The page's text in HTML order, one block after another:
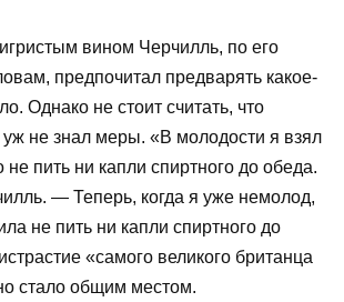
вином Черчилль, по его
предпочитал предварять какое-
Однако не стоит считать, что
уж не знал меры. «В молодости я взял
не пить ни капли спиртного до обеда.
— Теперь, когда я уже немолод,
не пить ни капли спиртного до
«самого великого британца
стало общим местом.